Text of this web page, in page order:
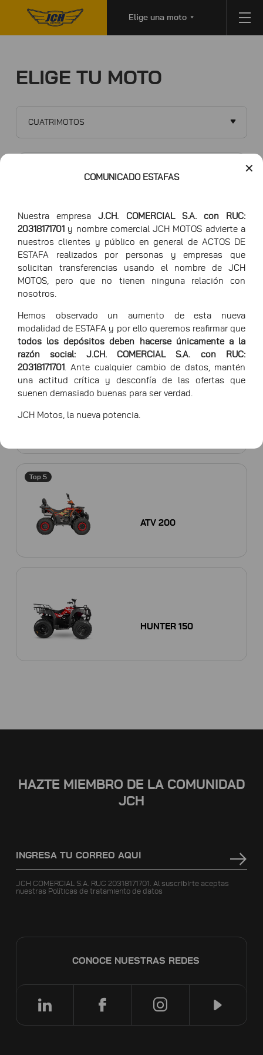
Elige una moto
✕
COMUNICADO ESTAFAS
Nuestra empresaJ.CH. COMERCIAL S.A. con RUC:
20318171701 y nombre comercial JCH MOTOS advierte a
nuestros clientes y público en general de ACTOS DE
ESTAFA realizados por personas y empresas que
solicitan transferencias usando el nombre de JCH
MOTOS, pero que no tienen ninguna relación con
nosotros.
Hemos observado un aumento de esta nueva
modalidad de ESTAFA y por ello queremos reafirmar que
todos los depósitos deben hacerse únicamente a la
razón social: J.CH. COMERCIAL S.A. con RUC:
20318171701 . Ante cualquier cambio de datos, mantén
una actitud crítica y desconfía de las ofertas que
suenen demasiado buenas para ser verdad.
JCH Motos, la nueva potencia.
ELIGE TU MOTO
CUATRIMOTOS
HAWK 150
Top 5
HAWK 200
X-CROSS 300
Top 5
ATV 200
HUNTER 150
HAZTE MIEMBRO DE LA COMUNIDAD
JCH
JCH COMERCIAL S.A. RUC 20318171701. Al suscribirte aceptas
nuestras Políticas de tratamiento de datos
CONOCE NUESTRAS REDES